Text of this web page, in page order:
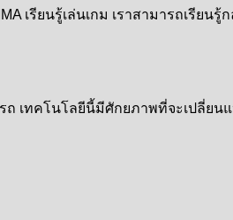
เรียนรู้เล่นเกม เราสามารถเรีย
เทคโนโลยีนี้มีศักยภาพที่จะเปลี่ยน